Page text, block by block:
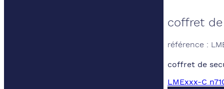
coffret de
référence :
coffret de
LMExxx-C